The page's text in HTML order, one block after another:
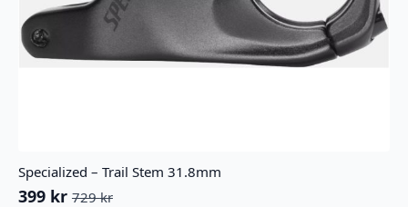
Specialized – Trail Stem 31.8mm
729kr
399 kr